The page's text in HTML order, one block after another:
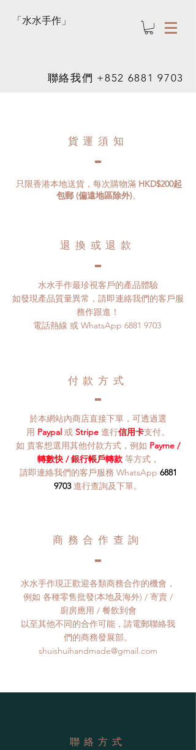
「水水手作」
聯絡我們 +852 6881 9703
貨運須知
只限香港本地送貨，每次購物滿 HKD$200起
包郵 (偏遠地區除外)。
退換或退款
水水手作最珍視客戶的產品體驗
如發現產品質量異常，請即連絡我們的客戶服
務作跟進！
電話熱線 或 WhatsApp 6881 9703
​付款方式
於本網站內商店直接下單，可透過選
用 Paypal 或 Stripe 進行信用卡支付。
​如 貴客想選用其他付款方式，例如 Payme /
轉數快 / 銀行帳戶轉款等方式，
請即連絡我們的客戶服務 WhatsApp 6881
9703 進行查詢及下單。
商務合作查詢
水水手作現正歡迎各類商務合作的機會，
例如 各種零售批發(本地及海外) / 寄賣 /
廚房應用 / 餐飲到會
以至其他不同的合作可能，請電郵聯絡我
們的商務發展部。
shuishuihandmade@gmail.com
聯絡方式